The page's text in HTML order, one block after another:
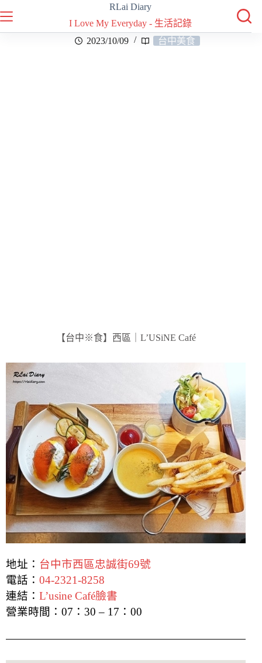
RLai Diary
I Love My Everyday - 生活記錄
2023/10/09
台中美食
【台中※食】西區｜L’USiNE Café
地址： 台中市西區忠誠街69號
電話： 04-2321-8258
連結： L’usine Café臉書
營業時間：07：30 – 17：00